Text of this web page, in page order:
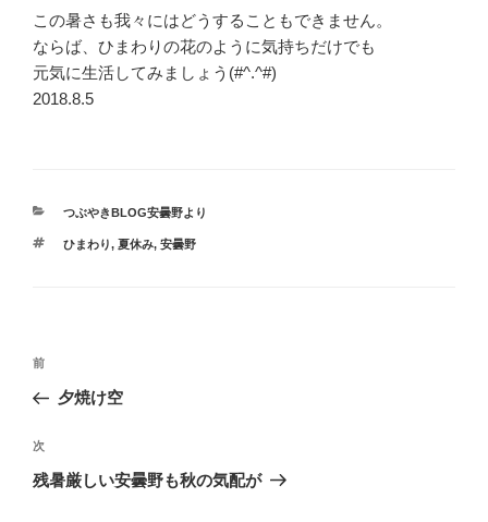
この暑さも我々にはどうすることもできません。
ならば、ひまわりの花のように気持ちだけでも
元気に生活してみましょう(#^.^#)
2018.8.5
カ
ゴ
つぶやきBLOG安曇野より
タ
ひまわり, 夏休み, 安曇野
投
ビ
ゲ
過
去
投
稿
前
夕焼け空
次
の
次
残暑厳しい安曇野も秋の気配が